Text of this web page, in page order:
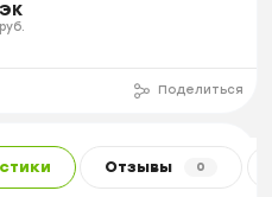
Поделиться
Отзывы 0